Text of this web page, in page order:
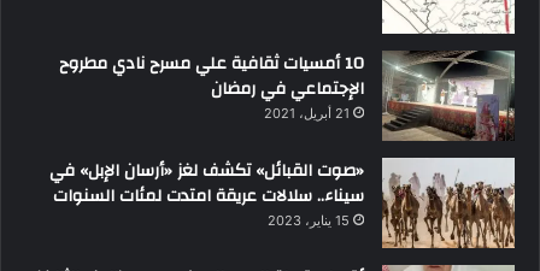
10 أمسيات ثقافية علي مسرح نادي مطروح
الإجتماعي في رمضان
21 أبريل، 2021
«صوت القبائل» تكشف لغز «أرسان الإبل» في
سيناء.. سلالات عريقة امتدت لمئات السنوات
15 يناير، 2023